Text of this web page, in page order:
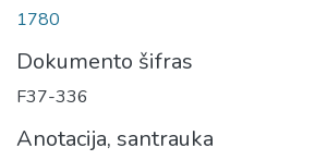
1780
Dokumento šifras
F37-336
Anotacija, santrauka